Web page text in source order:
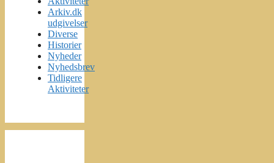
Arkiv.dk
udgivelser
Diverse
Historier
Nyheder
Nyhedsbrev
Tidligere
Aktiviteter